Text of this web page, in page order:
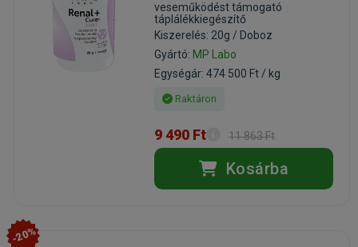
veseműködést támogató
táplálékkiegészítő
Kiszerelés: 20g / Doboz
Gyártó: MP Labo
Egységár: 474 500 Ft / kg
Raktáron
9 490 Ft 11 863 Ft
Kosárba
-20%